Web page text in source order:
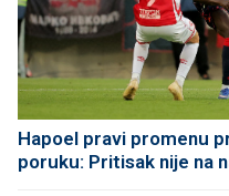
Hapoel pravi promenu
poruku: Pritisak nije na